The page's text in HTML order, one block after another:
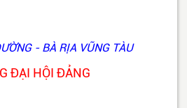
- BÀ RỊA VŨNG TÀU
ĐẠI HỘI ĐẢNG